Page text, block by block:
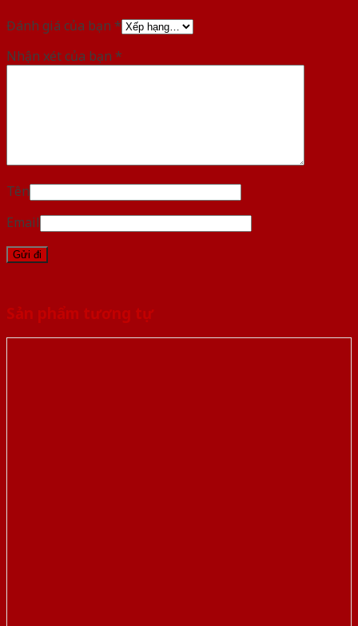
Đánh giá của bạn *
Nhận xét của bạn *
Tên
Email
Sản phẩm tương tự